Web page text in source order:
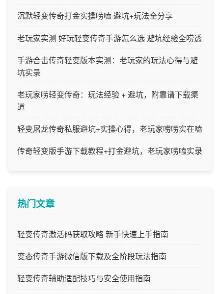
沉默轻变传奇打金实操唠嗑 避坑+玩法全分享
老玩家实测 好玩轻变传奇手游怎么选 避坑经验全唠透
手游合击传奇轻变版本实测：老玩家的玩法心得与避
坑实录
老玩家唠轻变传奇：玩法经验 + 避坑，附靠谱下载渠
道
轻变屠龙传奇私服避坑+实操心得，老玩家唠唠实在嗑
传奇轻变版手游下载教程+打金避坑，老玩家唠嗑实录
热门文章
轻变传奇激活码获取攻略 新手快速上手指南
变态传奇手游微信版下载及全阶段玩法指南
轻变传奇辅助适配技巧与安全使用指南